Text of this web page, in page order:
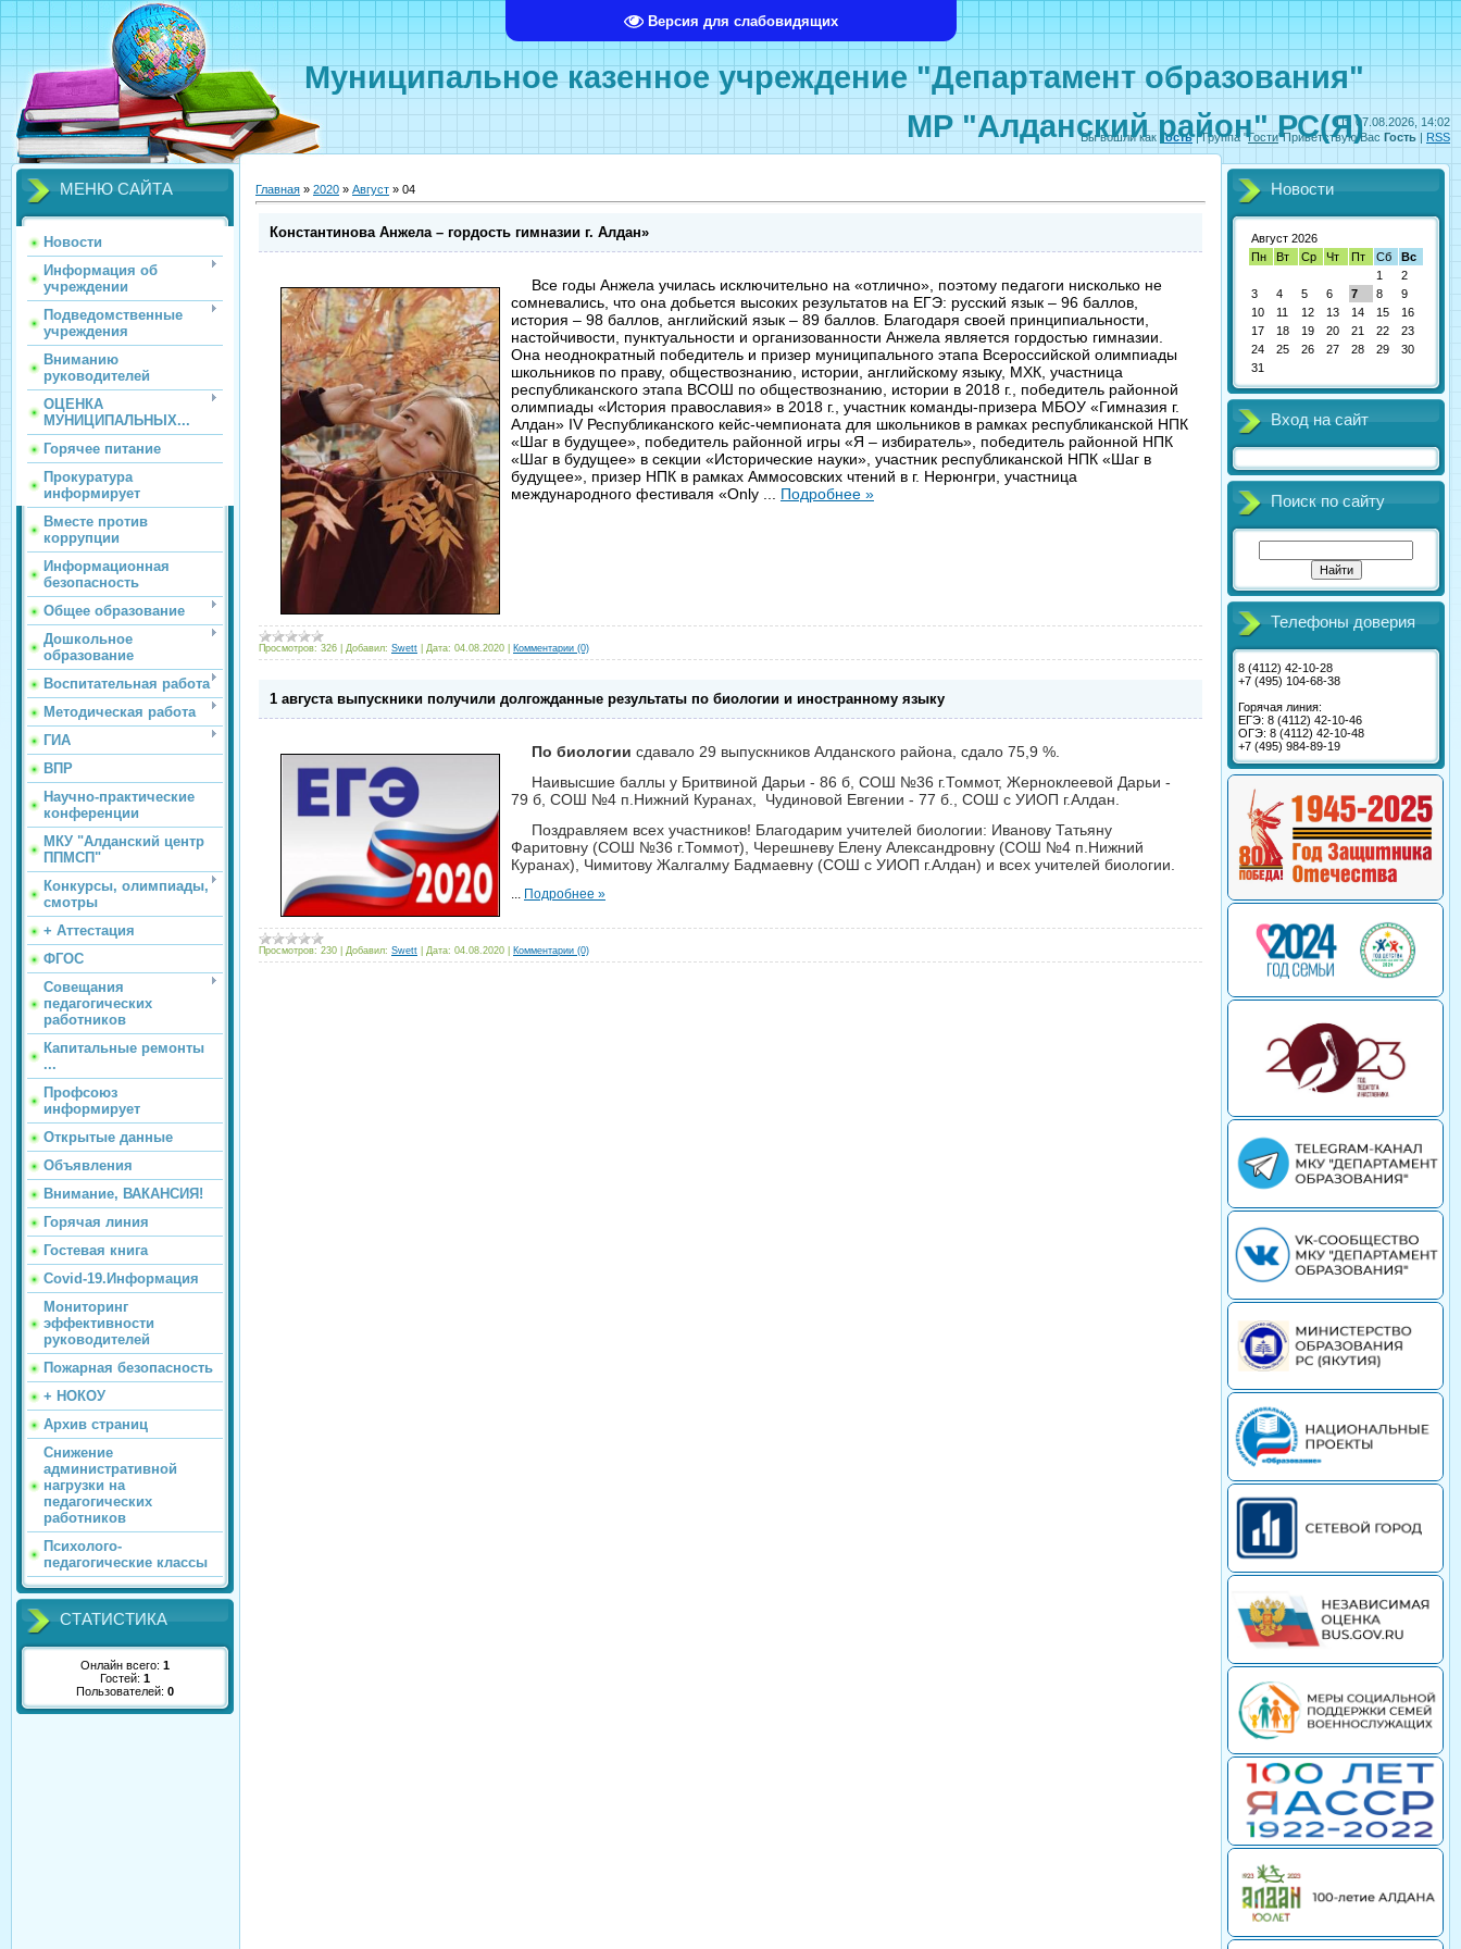
Версия для слабовидящих
Пт, 07.08.2026, 14:02
Вы вошли как Гость|Группа "Гости"Приветствую Вас Гость | RSS
Муниципальное казенное учреждение "Департамент образования"
МР "Алданский район" РС(Я)
МЕНЮ САЙТА
Новости
Информация об
учреждении
Подведомственные
учреждения
Вниманию
руководителей
ОЦЕНКА
МУНИЦИПАЛЬНЫХ...
Горячее питание
Прокуратура
информирует
Вместе против
коррупции
Информационная
безопасность
Общее образование
Дошкольное
образование
Воспитательная работа
Методическая работа
ГИА
ВПР
Научно-практические
конференции
МКУ "Алданский центр
ППМСП"
Конкурсы, олимпиады,
смотры
+ Аттестация
ФГОС
Совещания
педагогических
работников
Капитальные ремонты
...
Профсоюз
информирует
Открытые данные
Объявления
Внимание, ВАКАНСИЯ!
Горячая линия
Гостевая книга
Covid-19.Информация
Мониторинг
эффективности
руководителей
Пожарная безопасность
+ НОКОУ
Архив страниц
Снижение
административной
нагрузки на
педагогических
работников
Психолого-
педагогические классы
СТАТИСТИКА
Онлайн всего: 1
Гостей: 1
Пользователей: 0
Главная » 2020 » Август » 04
Константинова Анжела – гордость гимназии г. Алдан»
Все годы Анжела училась исключительно на «отлично», поэтому педагоги нисколько не
сомневались, что она добьется высоких результатов на ЕГЭ: русский язык – 96 баллов,
история – 98 баллов, английский язык – 89 баллов. Благодаря своей принципиальности,
настойчивости, пунктуальности и организованности Анжела является гордостью гимназии.
Она неоднократный победитель и призер муниципального этапа Всероссийской олимпиады
школьников по праву, обществознанию, истории, английскому языку, МХК, участница
республиканского этапа ВСОШ по обществознанию, истории в 2018 г., победитель районной
олимпиады «История православия» в 2018 г., участник команды-призера МБОУ «Гимназия г.
Алдан» IV Республиканского кейс-чемпионата для школьников в рамках республиканской НПК
«Шаг в будущее», победитель районной игры «Я – избиратель», победитель районной НПК
«Шаг в будущее» в секции «Исторические науки», участник республиканской НПК «Шаг в
будущее», призер НПК в рамках Аммосовских чтений в г. Нерюнгри, участница
международного фестиваля «Only
Подробнее »
Просмотров: 326 Добавил: Swett Дата: 04.08.2020 Комментарии (0)
1 августа выпускники получили долгожданные результаты по биологии и иностранному языку
По биологии сдавало 29 выпускников Алданского района, сдало 75,9 %.
Наивысшие баллы у Бритвиной Дарьи - 86 б, СОШ №36 г.Томмот, Жерноклеевой Дарьи -
79 б, СОШ №4 п.Нижний Куранах, Чудиновой Евгении - 77 б., СОШ с УИОП г.Алдан.
Поздравляем всех участников! Благодарим учителей биологии: Иванову Татьяну
Фаритовну (СОШ №36 г.Томмот), Черешневу Елену Александровну (СОШ №4 п.Нижний
Куранах), Чимитову Жалгалму Бадмаевну (СОШ с УИОП г.Алдан) и всех учителей биологии.
... Подробнее »
Просмотров: 230 Добавил: Swett Дата: 04.08.2020 Комментарии (0)
Новости
Август 2026
Пн
Вт Ср Чт Пт Сб
Вс
1
2
3
4 5 6 7 8
9
10
11 12 13 14 15
16
17
18 19 20 21 22
23
24
25 26 27 28 29
30
31
Вход на сайт
Поиск по сайту
Телефоны доверия
8 (4112) 42-10-28
+7 (495) 104-68-38
Горячая линия:
ЕГЭ: 8 (4112) 42-10-46
ОГЭ: 8 (4112) 42-10-48
+7 (495) 984-89-19